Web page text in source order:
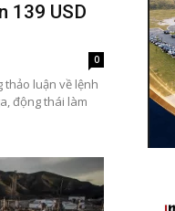
139 USD
0
thảo luận về lệnh
động thái làm